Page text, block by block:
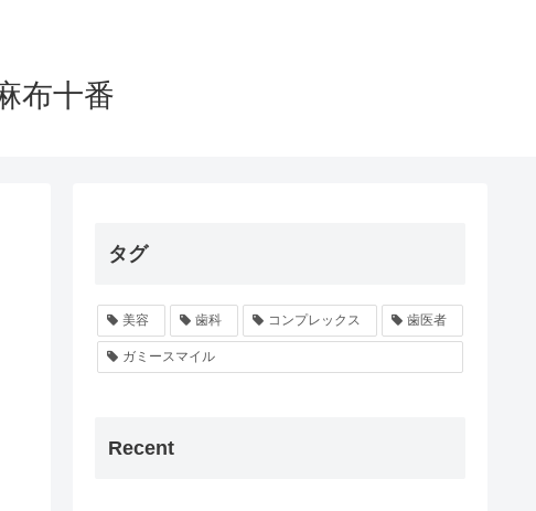
布十番
タグ
美容 歯科 コンプレックス 歯医者
ガミースマイル
Recent